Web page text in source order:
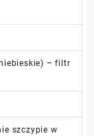
niebieskie) – filtr
szczypie w